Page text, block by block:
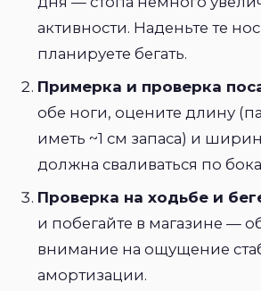
активности. Наденьте те
планируете бегать.
Примерка и проверка
обе ноги, оцените длину
иметь ~1 см запаса) и
должна сваливаться по
Проверка на ходьбе и
и побегайте в магазине —
внимание на ощущение
амортизации.